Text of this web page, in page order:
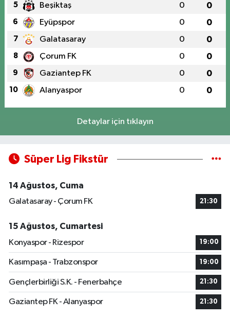
5 Beşiktaş 0 0
6 Eyüpspor 0 0
7 Galatasaray 0 0
8 Çorum FK 0 0
9 Gaziantep FK 0 0
10 Alanyaspor 0 0
Detaylar için tıklayın
Süper Lig Fikstür
14 Ağustos, Cuma
Galatasaray - Çorum FK
21:30
15 Ağustos, Cumartesi
Konyaspor - Rizespor
19:00
Kasımpaşa - Trabzonspor 19:00
Gençlerbirliği S.K. - Fenerbahçe 21:30
Gaziantep FK - Alanyaspor 21:30